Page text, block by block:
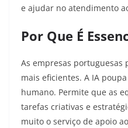
e ajudar no atendimento
Por Que É
As empresas portuguesas
mais eficientes. A IA
humano. Permite que as
tarefas criativas e
muito o serviço de apoio